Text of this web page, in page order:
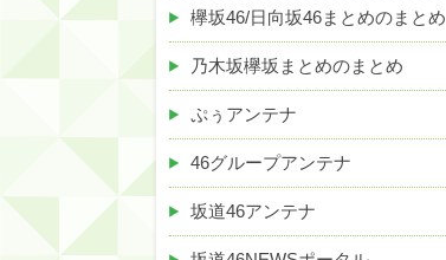
欅坂46/日向坂46まとめのまとめ
乃木坂欅坂まとめのまとめ
ぷぅアンテナ
46グループアンテナ
坂道46アンテナ